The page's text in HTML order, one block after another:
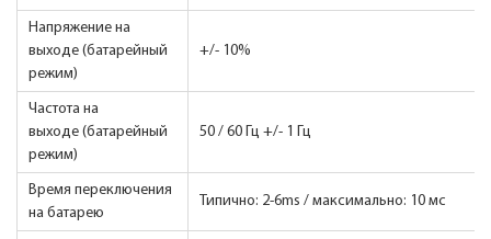
Напряжение на
выходе (батарейный
режим)
+/- 10%
Частота на
выходе (батарейный
режим)
50 / 60 Гц +/- 1 Гц
Время переключения
на батарею
Типично: 2-6ms / максимально: 10 мс